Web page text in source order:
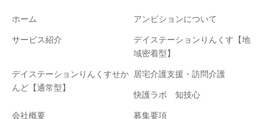
ホーム
アンビションについて
サービス紹介
デイステーションりんくす【地
域密着型】
デイステーションりんくすせか
んど【通常型】
居宅介護支援・訪問介護
快護ラボ 知技心
会社概要
募集要項